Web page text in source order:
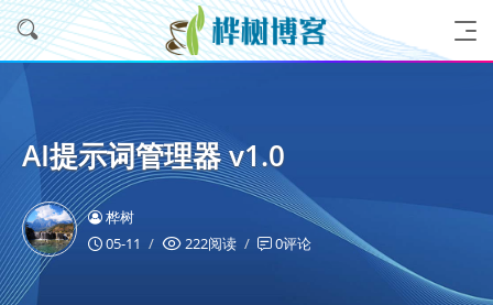
AI提示词管理器 v1.0
桦树
05-11
222阅读 0评论